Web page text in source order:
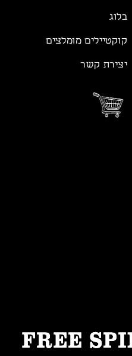
בלוג
קוקטיילים מומלצים
יצירת קשר